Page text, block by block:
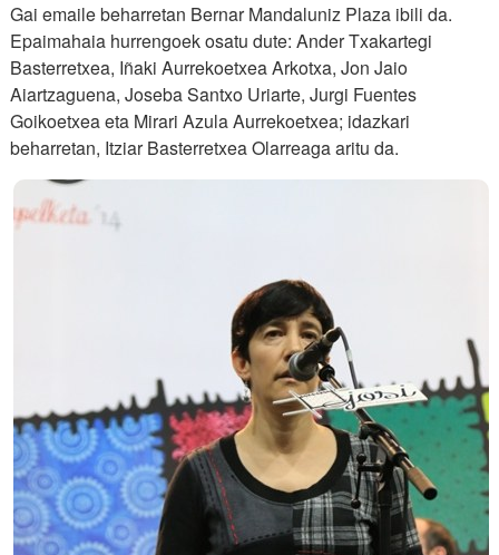
Gai emaile beharretan Bernar Mandaluniz Plaza ibili da.
Epaimahaia hurrengoek osatu dute: Ander Txakartegi
Basterretxea, Iñaki Aurrekoetxea Arkotxa, Jon Jaio
Aiartzaguena, Joseba Santxo Uriarte, Jurgi Fuentes
Goikoetxea eta Mirari Azula Aurrekoetxea; idazkari
beharretan, Itziar Basterretxea Olarreaga aritu da.